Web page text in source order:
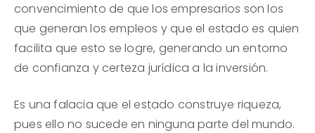
convencimiento de que los empresarios son los
que generan los empleos y que el estado es quien
facilita que esto se logre, generando un entorno
de confianza y certeza jurídica a la inversión.
Es una falacia que el estado construye riqueza,
pues ello no sucede en ninguna parte del mundo.